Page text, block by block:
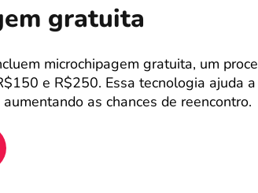
gratuita
microchipagem gratuita, um
e R$250. Essa tecnologia ajuda
as chances de reencontro.